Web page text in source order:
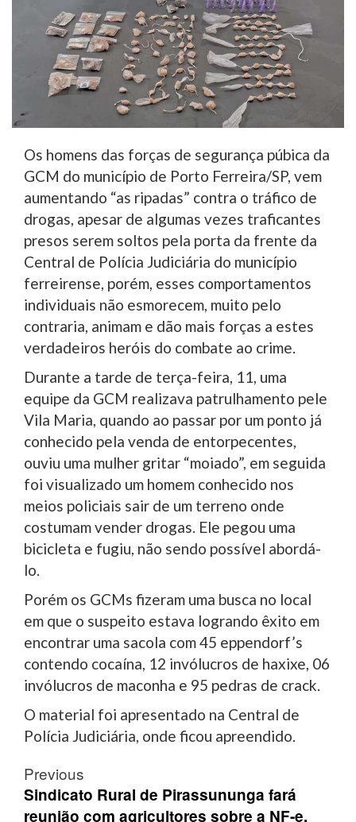
Os homens das forças de segurança púbica da
GCM do município de Porto Ferreira/SP, vem
aumentando “as ripadas” contra o tráfico de
drogas, apesar de algumas vezes traficantes
presos serem soltos pela porta da frente da
Central de Polícia Judiciária do município
ferreirense, porém, esses comportamentos
individuais não esmorecem, muito pelo
contraria, animam e dão mais forças a estes
verdadeiros heróis do combate ao crime.
Durante a tarde de terça-feira, 11, uma
equipe da GCM realizava patrulhamento pele
Vila Maria, quando ao passar por um ponto já
conhecido pela venda de entorpecentes,
ouviu uma mulher gritar “moiado”, em seguida
foi visualizado um homem conhecido nos
meios policiais sair de um terreno onde
costumam vender drogas. Ele pegou uma
bicicleta e fugiu, não sendo possível abordá-
lo.
Porém os GCMs fizeram uma busca no local
em que o suspeito estava logrando êxito em
encontrar uma sacola com 45 eppendorf’s
contendo cocaína, 12 invólucros de haxixe, 06
invólucros de maconha e 95 pedras de crack.
O material foi apresentado na Central de
Polícia Judiciária, onde ficou apreendido.
Post
navigation
Previous
Sindicato Rural de Pirassununga fará
reunião com agricultores sobre a NF-e,